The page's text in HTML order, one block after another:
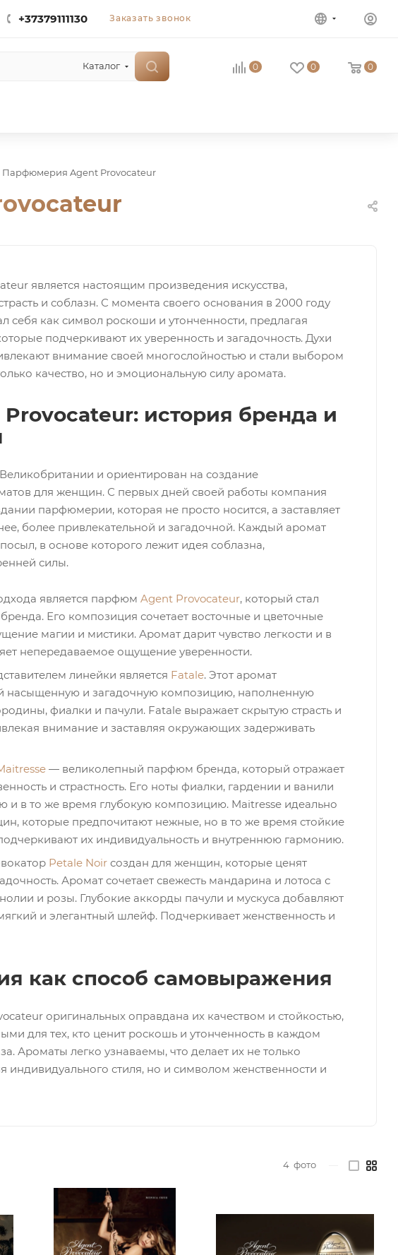
+37379111130 Заказать звонок
Каталог 0 0 0
Парфюмерия Agent Provocateur
является настоящим произведения искусства,
и соблазн. С момента своего основания в 2000 году
себя как символ роскоши и утонченности, предлагая
подчеркивают их уверенность и загадочность. Духи
внимание своей многослойностью и стали выбором
качество, но и эмоциональную силу аромата.
история бренда и
и ориентирован на создание
для женщин. С первых дней своей работы компания
парфюмерии, которая не просто носится, а заставляет
более привлекательной и загадочной. Каждый аромат
в основе которого лежит идея соблазна,
силы.
является парфюм Agent Provocateur, который стал
Его композиция сочетает восточные и цветочные
магии и мистики. Аромат дарит чувство легкости и в
непередаваемое ощущение уверенности.
линейки является Fatale. Этот аромат
насыщенную и загадочную композицию, наполненную
фиалки и пачули. Fatale выражает скрытую страсть и
внимание и заставляя окружающих задерживать
— великолепный парфюм бренда, который отражает
и страстность. Его ноты фиалки, гардении и ванили
и в то же время глубокую композицию. Maitresse идеально
которые предпочитают нежные, но в то же время стойкие
их индивидуальность и внутреннюю гармонию.
Petale Noir создан для женщин, которые ценят
Аромат сочетает свежесть мандарина и лотоса с
и розы. Глубокие аккорды пачули и мускуса добавляют
и элегантный шлейф. Подчеркивает женственность и
как способ самовыражения
оригинальных оправдана их качеством и стойкостью,
для тех, кто ценит роскошь и утонченность в каждом
Ароматы легко узнаваемы, что делает их не только
индивидуального стиля, но и символом женственности и
4 фото